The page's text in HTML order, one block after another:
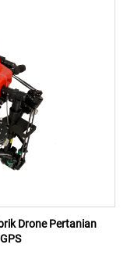
Drone Pertanian